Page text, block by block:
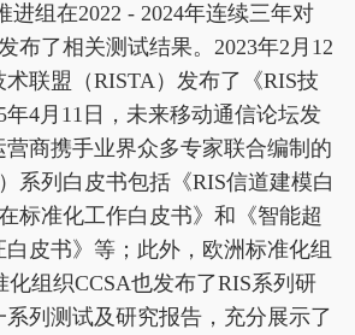
进组在2022 - 2024年连续三年对
布了相关测试结果。2023年2月12
术联盟（RISTA）发布了《RIS技
年4月11日，未来移动通信论坛发
商携手业界众多专家联合编制的
系列白皮书包括《RIS信道建模白
标准化工作白皮书》和《智能超
皮书》等；此外，欧洲标准化组
化组织CCSA也发布了RIS系列研
列测试及研究报告，充分展示了